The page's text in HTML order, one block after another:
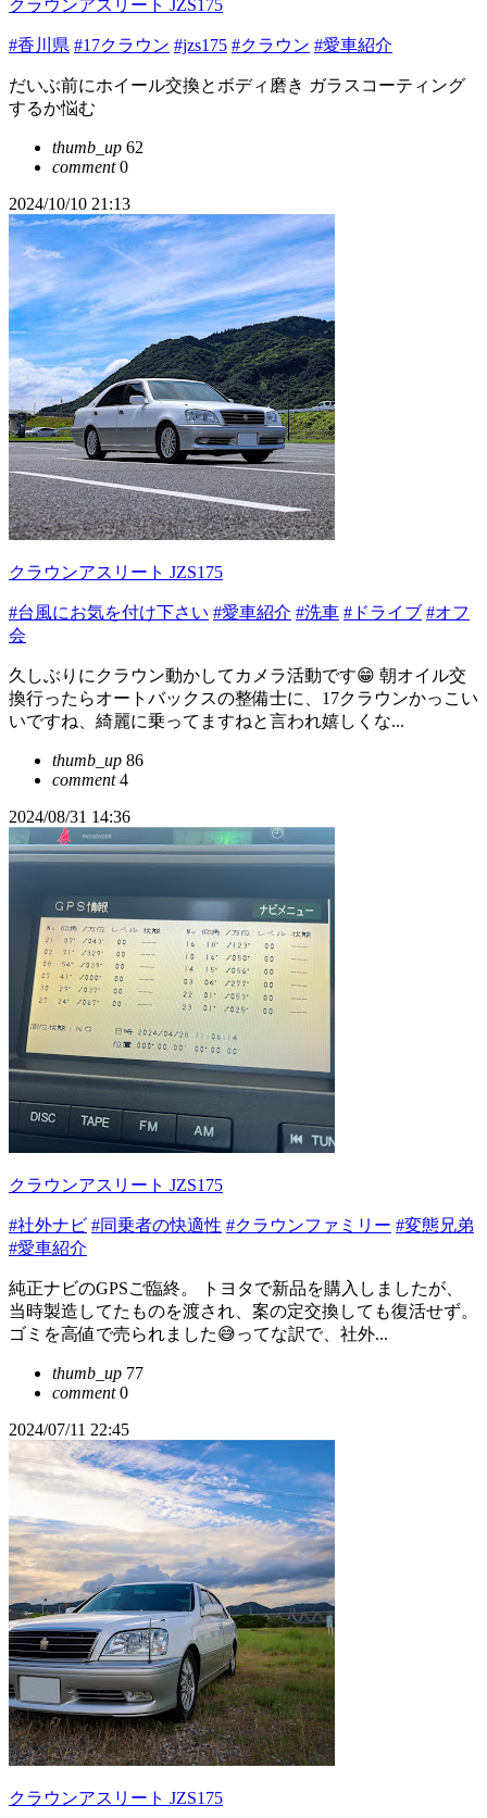
クラウンアスリート JZS175
#香川県 #17クラウン #jzs175 #クラウン #愛車紹介
だいぶ前にホイール交換とボディ磨き ガラスコーティング
するか悩む
thumb_up 62
comment0
2024/10/10 21:13
クラウンアスリート JZS175
#台風にお気を付け下さい #愛車紹介 #洗車 #ドライブ #オフ
会
久しぶりにクラウン動かしてカメラ活動です😁 朝オイル交
換行ったらオートバックスの整備士に、17クラウンかっこい
いですね、綺麗に乗ってますねと言われ嬉しくな...
thumb_up 86
comment4
2024/08/31 14:36
クラウンアスリート JZS175
#社外ナビ #同乗者の快適性 #クラウンファミリー #変態兄弟
#愛車紹介
純正ナビのGPSご臨終。 トヨタで新品を購入しましたが、
当時製造してたものを渡され、案の定交換しても復活せず。
ゴミを高値で売られました😅ってな訳で、社外...
thumb_up 77
comment0
2024/07/11 22:45
クラウンアスリート JZS175